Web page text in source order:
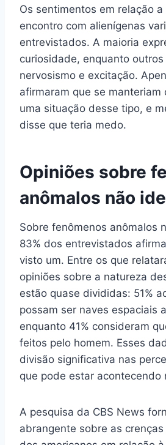
Os sentimentos em relação a
encontro com alienígenas
entrevistados. A maioria
curiosidade, enquanto
nervosismo e excitação.
afirmaram que se manteriam
uma situação desse tipo, e
disse que teria medo.
Opiniões sobre
anômalos não
Sobre fenômenos anômalos
83% dos entrevistados
visto um. Entre os que
opiniões sobre a natureza
estão quase divididas: 51%
possam ser naves espaciais
enquanto 41% consideram
feitos pelo homem. Esses
divisão significativa nas
que pode estar acontecendo
A pesquisa da CBS News
abrangente sobre as